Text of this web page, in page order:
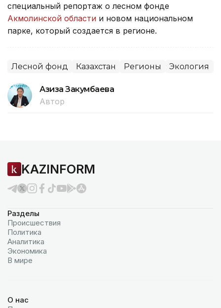
специальный репортаж о лесном фонде
Акмолинской области и новом национальном
парке, который создается в регионе.
Лесной фонд Казахстан Регионы Экология
Азиза Закумбаева
Автор
KAZINFORM
Разделы
Происшествия
Политика
Аналитика
Экономика
В мире
О нас